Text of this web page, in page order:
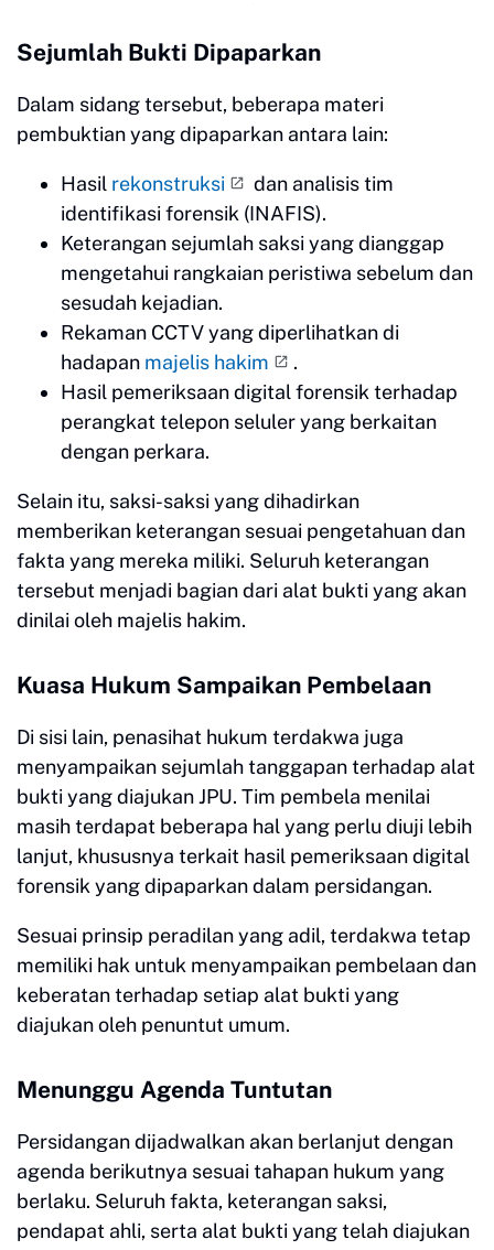
Sejumlah Bukti Dipaparkan
Dalam sidang tersebut, beberapa materi
pembuktian yang dipaparkan antara lain:
Hasil rekonstruksi
dan analisis tim
identifikasi forensik (INAFIS).
Keterangan sejumlah saksi yang dianggap
mengetahui rangkaian peristiwa sebelum dan
sesudah kejadian.
Rekaman CCTV yang diperlihatkan di
hadapan majelis hakim
.
Hasil pemeriksaan digital forensik terhadap
perangkat telepon seluler yang berkaitan
dengan perkara.
Selain itu, saksi-saksi yang dihadirkan
memberikan keterangan sesuai pengetahuan dan
fakta yang mereka miliki. Seluruh keterangan
tersebut menjadi bagian dari alat bukti yang akan
dinilai oleh majelis hakim.
Kuasa Hukum Sampaikan Pembelaan
Di sisi lain, penasihat hukum terdakwa juga
menyampaikan sejumlah tanggapan terhadap alat
bukti yang diajukan JPU. Tim pembela menilai
masih terdapat beberapa hal yang perlu diuji lebih
lanjut, khususnya terkait hasil pemeriksaan digital
forensik yang dipaparkan dalam persidangan.
Sesuai prinsip peradilan yang adil, terdakwa tetap
memiliki hak untuk menyampaikan pembelaan dan
keberatan terhadap setiap alat bukti yang
diajukan oleh penuntut umum.
Menunggu Agenda Tuntutan
Persidangan dijadwalkan akan berlanjut dengan
agenda berikutnya sesuai tahapan hukum yang
berlaku. Seluruh fakta, keterangan saksi,
pendapat ahli, serta alat bukti yang telah diajukan